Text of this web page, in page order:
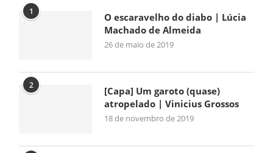
1
O escaravelho do diabo | Lúcia
Machado de Almeida
26 de maio de 2019
2
[Capa] Um garoto (quase)
atropelado | Vinicius Grossos
18 de novembro de 2019